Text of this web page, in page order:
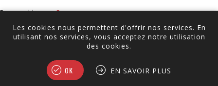
Powered bynopCommerce
Copyright © 2026 De Draak. Tous droits réservés.
Tous les prix sont TTC à l'exception del'expédition
Les cookies nous permettent d'offrir nos services. En
utilisant nos services, vous acceptez notre utilisation
des cookies.
OK EN SAVOIR PLUS